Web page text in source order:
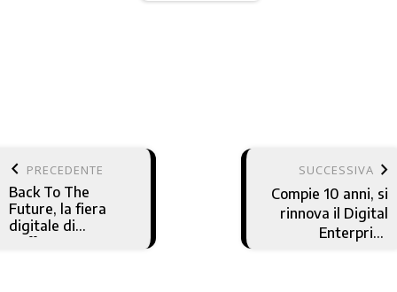
keyboard_arrow_left PRECEDENTE
Back To The
Future, la fiera
digitale di
Hoffmann Group
SUCCESSIVA keyboard_arrow_right
Compie 10 anni, si
rinnova il Digital
Enterprise